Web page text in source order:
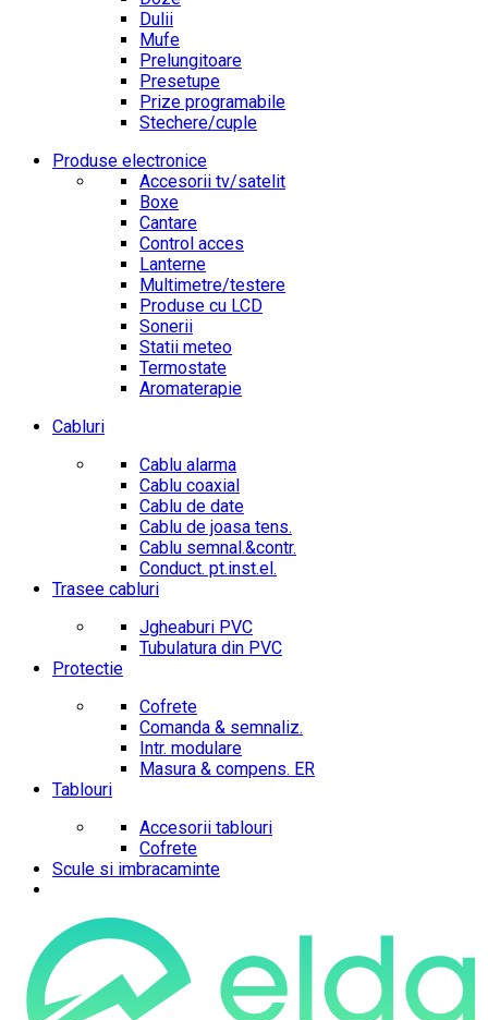
Dulii
Mufe
Prelungitoare
Presetupe
Prize programabile
Stechere/cuple
Produse electronice
Accesorii tv/satelit
Boxe
Cantare
Control acces
Lanterne
Multimetre/testere
Produse cu LCD
Sonerii
Statii meteo
Termostate
Aromaterapie
Cabluri
Cablu alarma
Cablu coaxial
Cablu de date
Cablu de joasa tens.
Cablu semnal.&contr.
Conduct. pt.inst.el.
Trasee cabluri
Jgheaburi PVC
Tubulatura din PVC
Protectie
Cofrete
Comanda & semnaliz.
Intr. modulare
Masura & compens. ER
Tablouri
Accesorii tablouri
Cofrete
Scule si imbracaminte